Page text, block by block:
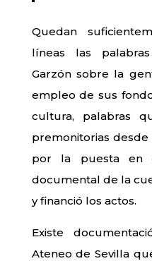
Quedan
líneas las
Garzón sobre la
empleo de sus
cultura, palabras
premonitorias
por la puesta en
documental de la
y financió los actos.
Existe
Ateneo de Sevilla